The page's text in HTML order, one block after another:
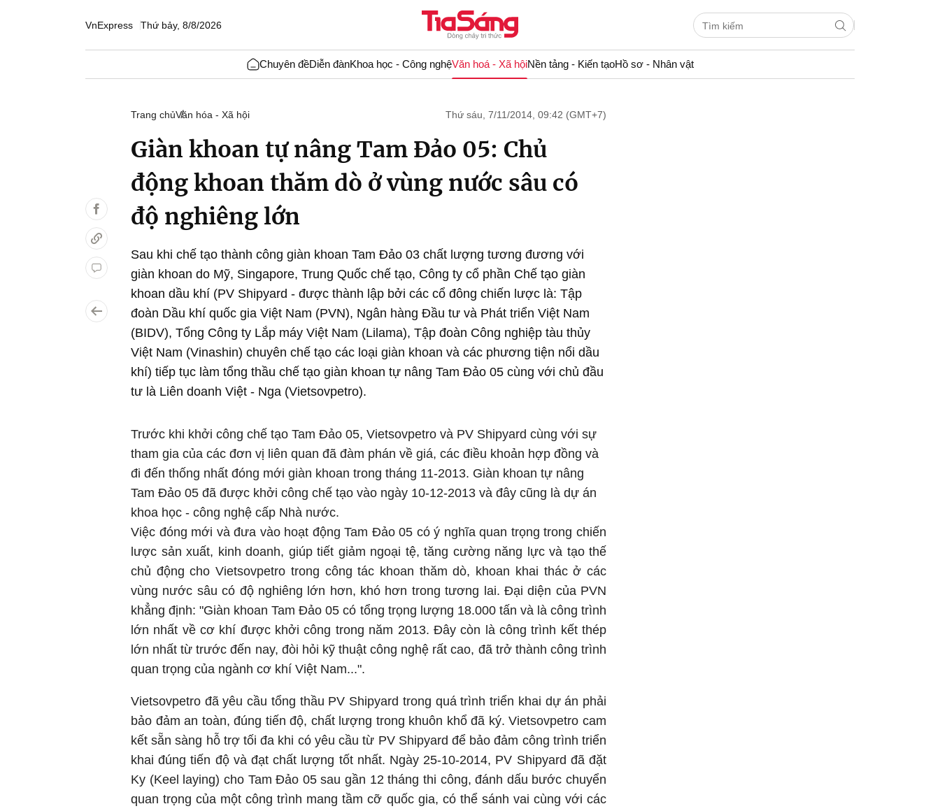
VnExpress Thứ bảy, 8/8/2026
Chuyên đềDiễn đànKhoa học - Công nghệVăn hoá - Xã hộiNền tảng - Kiến tạoHồ sơ - Nhân vật
Trang chủVăn hóa - Xã hội Thứ sáu, 7/11/2014, 09:42 (GMT+7)
Giàn khoan tự nâng Tam Đảo 05: Chủ
động khoan thăm dò ở vùng nước sâu có
độ nghiêng lớn
Sau khi chế tạo thành công giàn khoan Tam Đảo 03 chất lượng tương đương với
giàn khoan do Mỹ, Singapore, Trung Quốc chế tạo, Công ty cổ phần Chế tạo giàn
khoan dầu khí (PV Shipyard - được thành lập bởi các cổ đông chiến lược là: Tập
đoàn Dầu khí quốc gia Việt Nam (PVN), Ngân hàng Đầu tư và Phát triển Việt Nam
(BIDV), Tổng Công ty Lắp máy Việt Nam (Lilama), Tập đoàn Công nghiệp tàu thủy
Việt Nam (Vinashin) chuyên chế tạo các loại giàn khoan và các phương tiện nổi dầu
khí) tiếp tục làm tổng thầu chế tạo giàn khoan tự nâng Tam Đảo 05 cùng với chủ đầu
tư là Liên doanh Việt - Nga (Vietsovpetro).
Trước khi khởi công chế tạo Tam Đảo 05, Vietsovpetro và PV Shipyard cùng với sự
tham gia của các đơn vị liên quan đã đàm phán về giá, các điều khoản hợp đồng và
đi đến thống nhất đóng mới giàn khoan trong tháng 11-2013. Giàn khoan tự nâng
Tam Đảo 05 đã được khởi công chế tạo vào ngày 10-12-2013 và đây cũng là dự án
khoa học - công nghệ cấp Nhà nước.
Việc đóng mới và đưa vào hoạt động Tam Đảo 05 có ý nghĩa quan trọng trong chiến
lược sản xuất, kinh doanh, giúp tiết giảm ngoại tệ, tăng cường năng lực và tạo thế
chủ động cho Vietsovpetro trong công tác khoan thăm dò, khoan khai thác ở các
vùng nước sâu có độ nghiêng lớn hơn, khó hơn trong tương lai. Đại diện của PVN
khẳng định: "Giàn khoan Tam Đảo 05 có tổng trọng lượng 18.000 tấn và là công trình
lớn nhất về cơ khí được khởi công trong năm 2013. Đây còn là công trình kết thép
lớn nhất từ trước đến nay, đòi hỏi kỹ thuật công nghệ rất cao, đã trở thành công trình
quan trọng của ngành cơ khí Việt Nam...".
Vietsovpetro đã yêu cầu tổng thầu PV Shipyard trong quá trình triển khai dự án phải
bảo đảm an toàn, đúng tiến độ, chất lượng trong khuôn khổ đã ký. Vietsovpetro cam
kết sẵn sàng hỗ trợ tối đa khi có yêu cầu từ PV Shipyard để bảo đảm công trình triển
khai đúng tiến độ và đạt chất lượng tốt nhất. Ngày 25-10-2014, PV Shipyard đã đặt
Ky (Keel laying) cho Tam Đảo 05 sau gần 12 tháng thi công, đánh dấu bước chuyển
quan trọng của một công trình mang tầm cỡ quốc gia, có thể sánh vai cùng với các